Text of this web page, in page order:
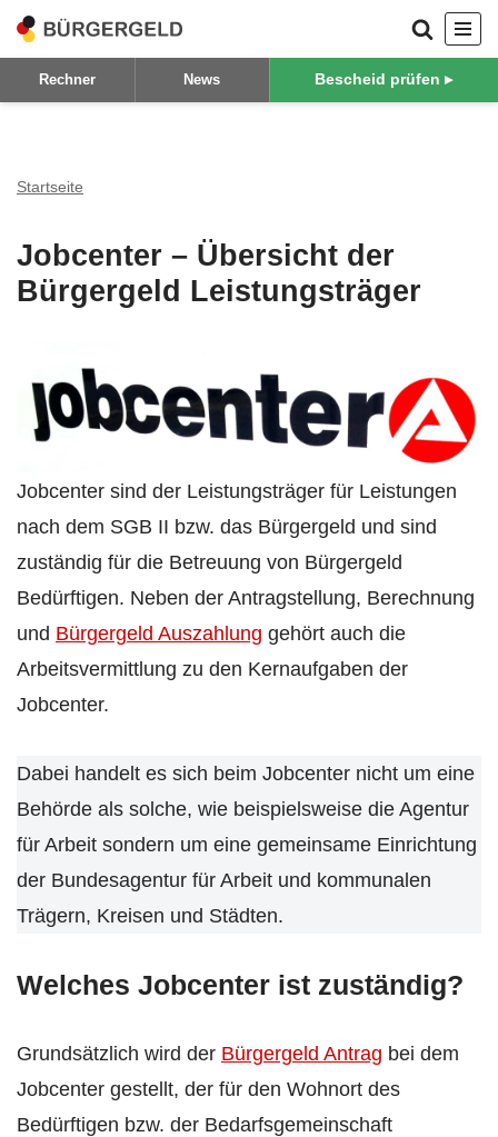
Zum
Inhalt
Rechner News Bescheid prüfen ▸
Startseite
Jobcenter – Übersicht der
Bürgergeld Leistungsträger
Jobcenter sind der Leistungsträger für Leistungen
nach dem SGB II bzw. das Bürgergeld und sind
zuständig für die Betreuung von Bürgergeld
Bedürftigen. Neben der Antragstellung, Berechnung
und Bürgergeld Auszahlung gehört auch die
Arbeitsvermittlung zu den Kernaufgaben der
Jobcenter.
Dabei handelt es sich beim Jobcenter nicht um eine
Behörde als solche, wie beispielsweise die Agentur
für Arbeit sondern um eine gemeinsame Einrichtung
der Bundesagentur für Arbeit und kommunalen
Trägern, Kreisen und Städten.
Welches Jobcenter ist zuständig?
Grundsätzlich wird der Bürgergeld Antrag bei dem
Jobcenter gestellt, der für den Wohnort des
Bedürftigen bzw. der Bedarfsgemeinschaft